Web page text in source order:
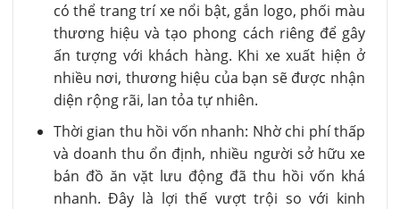
có thể trang trí xe nổi bật, gắn logo, phối màu
thương hiệu và tạo phong cách riêng để gây
ấn tượng với khách hàng. Khi xe xuất hiện ở
nhiều nơi, thương hiệu của bạn sẽ được nhận
diện rộng rãi, lan tỏa tự nhiên.
Thời gian thu hồi vốn nhanh: Nhờ chi phí thấp
và doanh thu ổn định, nhiều người sở hữu xe
bán đồ ăn vặt lưu động đã thu hồi vốn khá
nhanh. Đây là lợi thế vượt trội so với kinh